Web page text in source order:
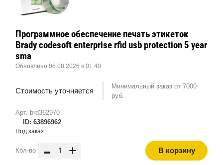
Арт. brd362970
ID: 63896962
Программное обеспечение печать этикеток
Brady codesoft enterprise rfid usb protection 5 year
sma
Обновлено 06.08.2026 в 01:40
Стоимость уточняется
Минимальный заказ от 7000
руб.
Под заказ
Кол-во - + В корзину